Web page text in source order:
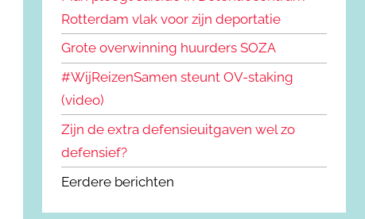
Rotterdam vlak voor zijn deportatie
Grote overwinning huurders SOZA
#WijReizenSamen steunt OV-staking
(video)
Zijn de extra defensieuitgaven wel zo
defensief?
Eerdere berichten